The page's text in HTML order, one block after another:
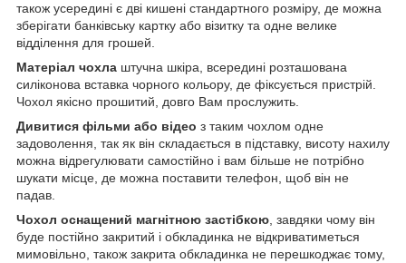
також усередині є дві кишені стандартного розміру, де можна
зберігати банківську картку або візитку та одне велике
відділення для грошей.
Матеріал чохла штучна шкіра, всередині розташована
силіконова вставка чорного кольору, де фіксується пристрій.
Чохол якісно прошитий, довго Вам прослужить.
Дивитися фільми або відео з таким чохлом одне
задоволення, так як він складається в підставку, висоту нахилу
можна відрегулювати самостійно і вам більше не потрібно
шукати місце, де можна поставити телефон, щоб він не
падав.
Чохол оснащений магнітною застібкою, завдяки чому він
буде постійно закритий і обкладинка не відкриватиметься
мимовільно, також закрита обкладинка не перешкоджає тому,